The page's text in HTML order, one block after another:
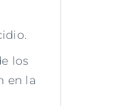
los
en la